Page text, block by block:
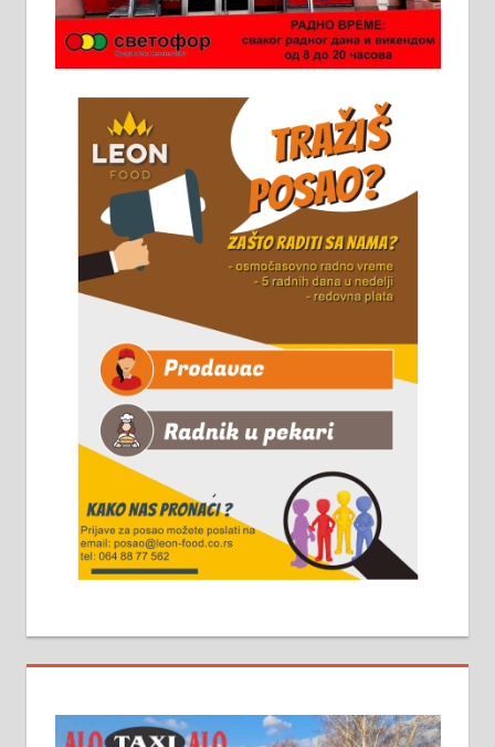
Потребна два радника за рад на
стоваришту „Липа промет” у
Алексинцу. За више
стовариште у улици Максима
Горког 26 сваког радног дана од
8 до 15 часова. 063/465-045
Чистим све врсте димњака.
061/32-13-445